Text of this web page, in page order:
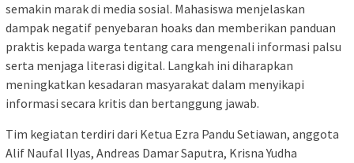
semakin marak di media sosial. Mahasiswa menjelaskan
dampak negatif penyebaran hoaks dan memberikan panduan
praktis kepada warga tentang cara mengenali informasi palsu
serta menjaga literasi digital. Langkah ini diharapkan
meningkatkan kesadaran masyarakat dalam menyikapi
informasi secara kritis dan bertanggung jawab.
Tim kegiatan terdiri dari Ketua Ezra Pandu Setiawan, anggota
Alif Naufal Ilyas, Andreas Damar Saputra, Krisna Yudha